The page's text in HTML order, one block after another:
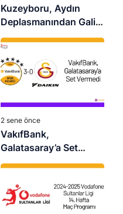
Kuzeyboru, Aydın
Deplasmanından Galip
Dönüyor
2 sene önce
VakıfBank,
Galatasaray’a Set
Vermedi